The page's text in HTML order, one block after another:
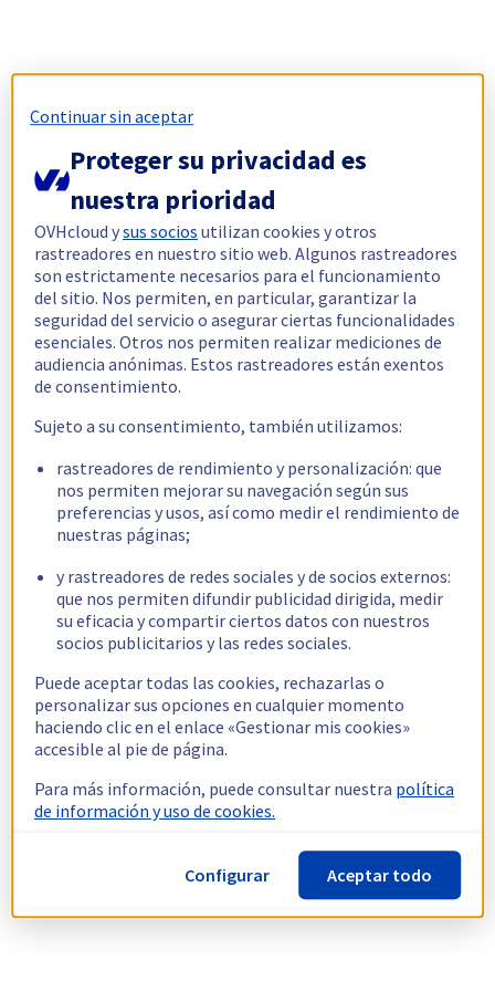
Continuar sin aceptar
Proteger su privacidad es
nuestra prioridad
OVHcloud ysus socios utilizan cookies y otros
rastreadores en nuestro sitio web. Algunos rastreadores
son estrictamente necesarios para el funcionamiento
del sitio. Nos permiten, en particular, garantizar la
seguridad del servicio o asegurar ciertas funcionalidades
esenciales. Otros nos permiten realizar mediciones de
audiencia anónimas. Estos rastreadores están exentos
de consentimiento.
Sujeto a su consentimiento, también utilizamos:
rastreadores de rendimiento y personalización: que
nos permiten mejorar su navegación según sus
preferencias y usos, así como medir el rendimiento de
nuestras páginas;
y rastreadores de redes sociales y de socios externos:
que nos permiten difundir publicidad dirigida, medir
su eficacia y compartir ciertos datos con nuestros
socios publicitarios y las redes sociales.
Puede aceptar todas las cookies, rechazarlas o
personalizar sus opciones en cualquier momento
haciendo clic en el enlace «Gestionar mis cookies»
accesible al pie de página.
Para más información, puede consultar nuestra política
de información y uso de cookies.
Configurar Aceptar todo